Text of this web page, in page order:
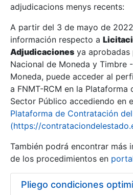
Mostra/Amaga
Mostra/Amaga
Mostra/Amaga
adjudicacions menys recents:
A partir del 3 de mayo de
información respecto a
Adjudicaciones ya aprobadas
Nacional de Moneda y Timbre
Moneda, puede acceder al
a FNMT-RCM en la
Sector Público accediendo en
Plataforma de Contratación
(https://
También podrá encontrar más
de los procedimientos en